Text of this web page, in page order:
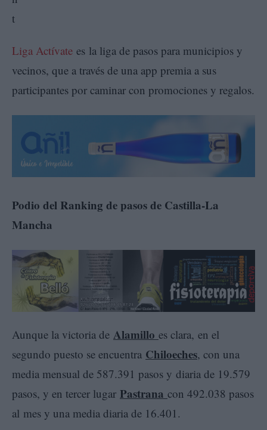
Liga Actívate es la liga de pasos para municipios y
vecinos, que a través de una app premia a sus
participantes por caminar con promociones y regalos.
Podio del Ranking de pasos de Castilla-La
Mancha
Aunque la victoria de Alamillo es clara, en el
segundo puesto se encuentra Chiloeches, con una
media mensual de 587.391 pasos y diaria de 19.579
pasos, y en tercer lugar Pastrana con 492.038 pasos
al mes y una media diaria de 16.401.